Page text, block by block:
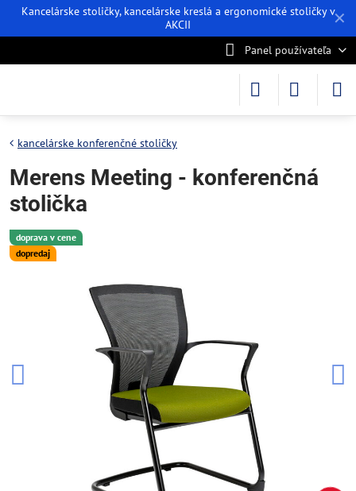
✕
Kancelárske stoličky, kancelárske kreslá a ergonomické stoličky v
AKCII
Panel používateľa
doprava v cene
dopredaj
kancelárske konferenčné stoličky
Merens Meeting - konferenčná
stolička